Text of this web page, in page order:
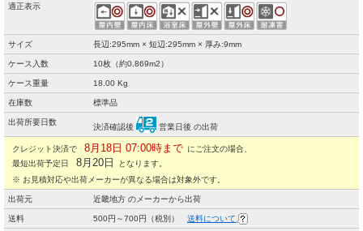
適正表示
サイズ 長辺:295mm × 短辺:295mm × 厚み:9mm
ケース入数 10枚（約0.869m2）
ケース重量 18.00 Kg
在庫数 標準品
出荷所要日数
決済確認後 営業日後 の出荷
クレジット決済で 8月18日 07:00時まで にご注文の場合、
最短出荷予定日
8月20日
となります。
※ お見積対応や出荷メーカーが異なる場合は対象外です。
出荷元 近畿地方 のメーカーから出荷
送料 500円～700円（税別） 送料について